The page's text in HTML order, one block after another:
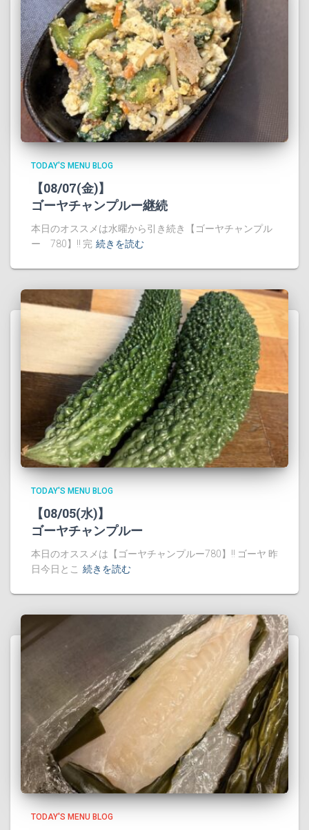
TODAY'S MENU BLOG
【08/07(金)】
ゴーヤチャンプルー継続
本日のオススメは水曜から引き続き【ゴーヤチャンプル
ー 780】!! 完 続きを読む
TODAY'S MENU BLOG
【08/05(水)】
ゴーヤチャンプルー
本日のオススメは【ゴーヤチャンプルー780】!! ゴーヤ 昨
日今日とこ 続きを読む
TODAY'S MENU BLOG